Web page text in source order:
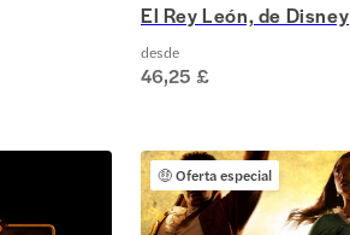
El Rey León, de Disney
desde
46,25 £
🤑Oferta especial